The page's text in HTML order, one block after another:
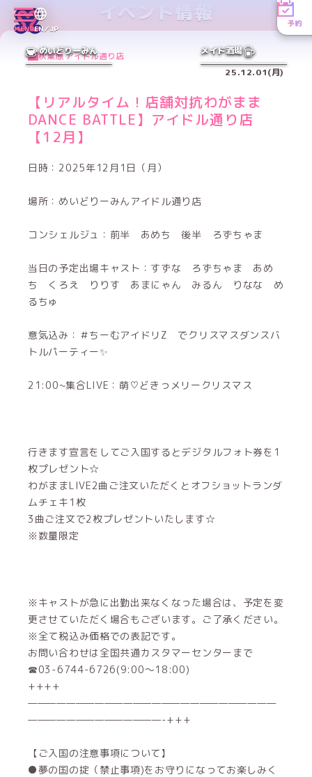
MENUEN／JP
予約
めいどりーみん メイド酒場
イベント情報
秋葉原 アイドル通り店
25.12.01(月)
【リアルタイム！店舗対抗わがまま
DANCE BATTLE】アイドル通り店
【12月】
日時：2025年12月1日（月）
場所：めいどりーみんアイドル通り店
コンシェルジュ：前半 あめち 後半 ろずちゃま
当日の予定出場キャスト：すずな ろずちゃま あめ
ち くろえ りりす あまにゃん みるん りなな め
るちゅ
意気込み：＃ちーむアイドリZ でクリスマスダンスバ
トルパーティー✨
21:00~集合LIVE：萌♡どきっメリークリスマス
行きます宣言をしてご入国するとデジタルフォト券を1
枚プレゼント☆
わがままLIVE2曲ご注文いただくとオフショットランダ
ムチェキ1枚
3曲ご注文で2枚プレゼントいたします☆
※数量限定
※キャストが急に出勤出来なくなった場合は、予定を変
更させていただく場合もございます。ご了承ください。
※全て税込み価格での表記です。
お問い合わせは全国共通カスタマーセンターまで
☎03-6744-6726(9:00～18:00)
++++
——————————————————————————
——————————————-+++
【ご入国の注意事項について】
●夢の国の掟（禁止事項)をお守りになってお楽しみく